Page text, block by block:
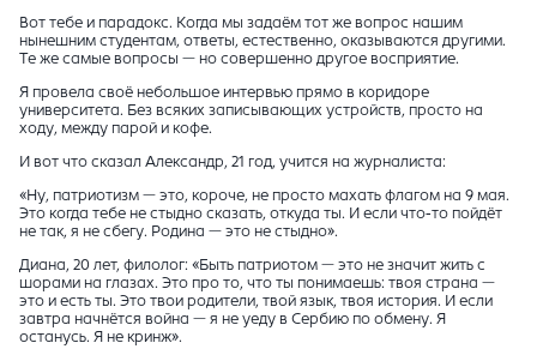
Вот тебе и парадокс. Когда мы задаём тот же вопрос нашим
нынешним студентам, ответы, естественно, оказываются другими.
Те же самые вопросы — но совершенно другое восприятие.
Я провела своё небольшое интервью прямо в коридоре
университета. Без всяких записывающих устройств, просто на
ходу, между парой и кофе.
И вот что сказал Александр, 21 год, учится на журналиста:
«Ну, патриотизм — это, короче, не просто махать флагом на 9 мая.
Это когда тебе не стыдно сказать, откуда ты. И если что-то пойдёт
не так, я не сбегу. Родина — это не стыдно».
Диана, 20 лет, филолог: «Быть патриотом — это не значит жить с
шорами на глазах. Это про то, что ты понимаешь: твоя страна —
это и есть ты. Это твои родители, твой язык, твоя история. И если
завтра начнётся война — я не уеду в Сербию по обмену. Я
останусь. Я не кринж».